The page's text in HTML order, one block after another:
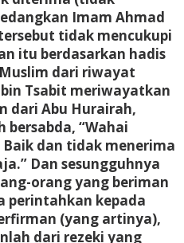
Imam Ahmad
tidak mencukupi
itu berdasarkan hadis
dari riwayat
Tsabit meriwayatkan
dari Abu Hurairah,
bersabda, “Wahai
dan tidak menerima
Dan sesungguhnya
orang yang beriman
perintahkan kepada
(yang artinya),
dari rezeki yang